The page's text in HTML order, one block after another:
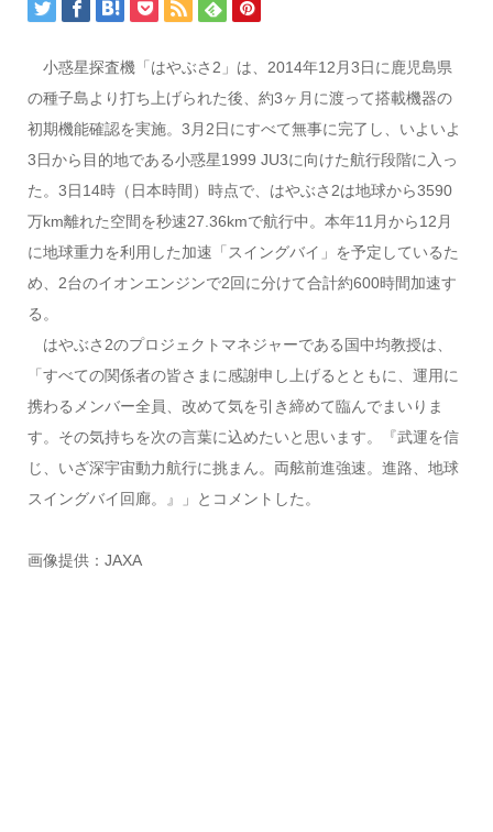
小惑星探査機「はやぶさ2」は、2014年12月3日に鹿児島県
の種子島より打ち上げられた後、約3ヶ月に渡って搭載機器の
初期機能確認を実施。3月2日にすべて無事に完了し、いよいよ
3日から目的地である小惑星1999 JU3に向けた航行段階に入っ
た。3日14時（日本時間）時点で、はやぶさ2は地球から3590
万km離れた空間を秒速27.36kmで航行中。本年11月から12月
に地球重力を利用した加速「スイングバイ」を予定しているた
め、2台のイオンエンジンで2回に分けて合計約600時間加速す
る。
はやぶさ2のプロジェクトマネジャーである国中均教授は、
「すべての関係者の皆さまに感謝申し上げるとともに、運用に
携わるメンバー全員、改めて気を引き締めて臨んでまいりま
す。その気持ちを次の言葉に込めたいと思います。『武運を信
じ、いざ深宇宙動力航行に挑まん。両舷前進強速。進路、地球
スイングバイ回廊。』」とコメントした。
画像提供：JAXA